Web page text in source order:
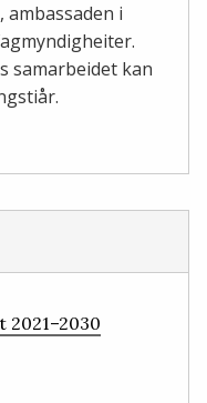
ambassaden i
samarbeidet kan
2021–2030